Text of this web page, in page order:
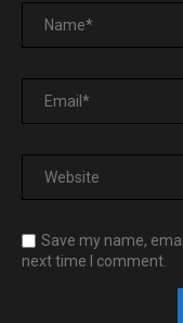
Save my name,
next time I comment.